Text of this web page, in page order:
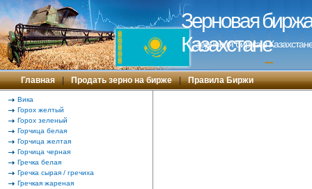
Зерновая
Казахстане
Зерновая биржа в
---
Главная | Продать зерно на бирже | Правила Биржи
Вика
Горох желтый
Горох зеленый
Горчица белая
Горчица желтая
Горчица черная
Гречка белая
Гречка сырая / гречиха
Гречкая жареная